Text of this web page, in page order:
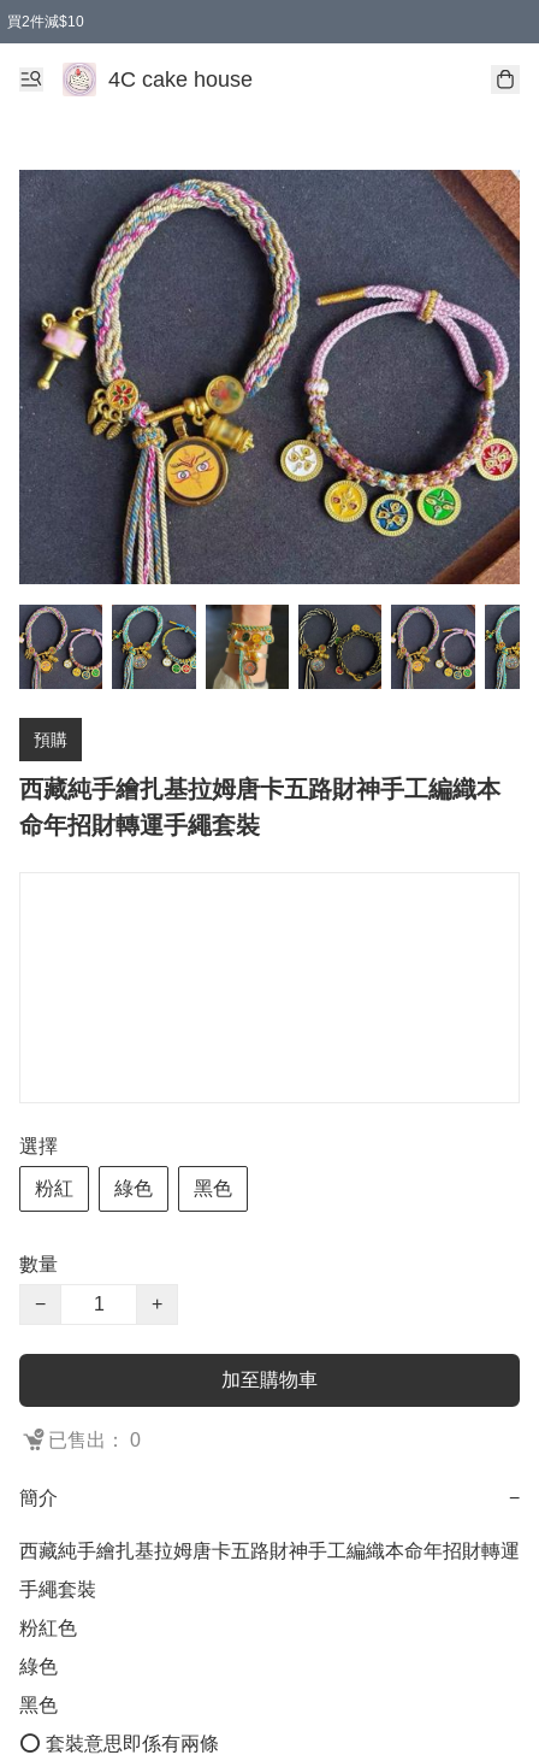
買2件減$10
任選兩件減$10
買兩盒減$10
買兩件減$10
買2件減$10
4C cake house
預購
西藏純手繪扎基拉姆唐卡五路財神手工編織本
命年招財轉運手繩套裝
選擇
粉紅 綠色 黑色
數量
−
+
加至購物車
已售出： 0
簡介 −
西藏純手繪扎基拉姆唐卡五路財神手工編織本命年招財轉運
手繩套裝
粉紅色
綠色
黑色
⭕️ 套裝意思即係有兩條